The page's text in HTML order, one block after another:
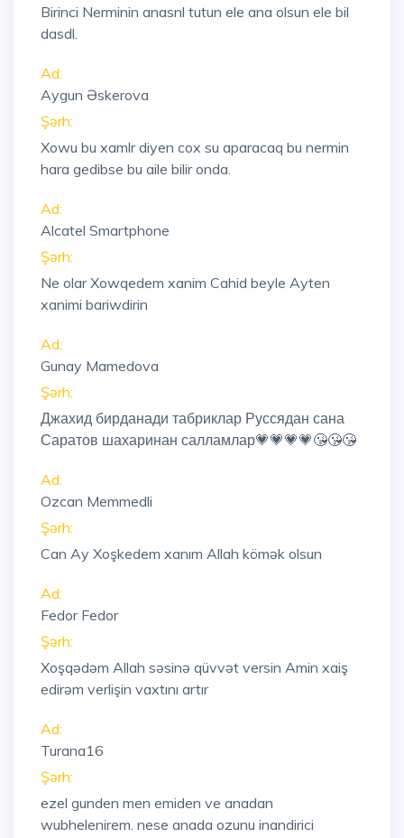
Birinci Nerminin anasnl tutun ele ana olsun ele bil
dasdl.
Ad:
Aygun Əskerova
Şərh:
Xowu bu xamlr diyen cox su aparacaq bu nermin
hara gedibse bu aile bilir onda.
Ad:
Alcatel Smartphone
Şərh:
Ne olar Xowqedem xanim Cahid beyle Ayten
xanimi bariwdirin
Ad:
Gunay Mamedova
Şərh:
Джахид бирданади табриклар Руссядан сана
Саратов шахаринан салламлар💗💗💗💗😘😘😘
Ad:
Ozcan Memmedli
Şərh:
Can Ay Xoşkedem xanım Allah kömək olsun
Ad:
Fedor Fedor
Şərh:
Xoşqədəm Allah səsinə qüvvət versin Amin xaiş
edirəm verlişin vaxtını artır
Ad:
Turana16
Şərh:
ezel gunden men emiden ve anadan
wubhelenirem. nese anada ozunu inandirici